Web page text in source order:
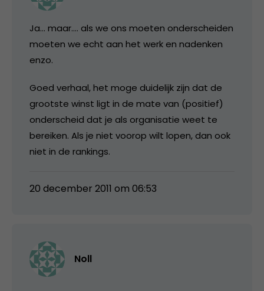
Ja… maar…. als we ons moeten onderscheiden
moeten we echt aan het werk en nadenken
enzo.
Goed verhaal, het moge duidelijk zijn dat de
grootste winst ligt in de mate van (positief)
onderscheid dat je als organisatie weet te
bereiken. Als je niet voorop wilt lopen, dan ook
niet in de rankings.
20 december 2011 om 06:53
Noll